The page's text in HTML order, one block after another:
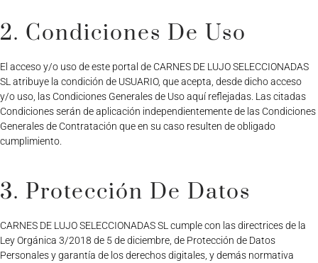
2. Condiciones De Uso
El acceso y/o uso de este portal de CARNES DE LUJO SELECCIONADAS
SL atribuye la condición de USUARIO, que acepta, desde dicho acceso
y/o uso, las Condiciones Generales de Uso aquí reflejadas. Las citadas
Condiciones serán de aplicación independientemente de las Condiciones
Generales de Contratación que en su caso resulten de obligado
cumplimiento.
3. Protección De Datos
CARNES DE LUJO SELECCIONADAS SL cumple con las directrices de la
Ley Orgánica 3/2018 de 5 de diciembre, de Protección de Datos
Personales y garantía de los derechos digitales, y demás normativa